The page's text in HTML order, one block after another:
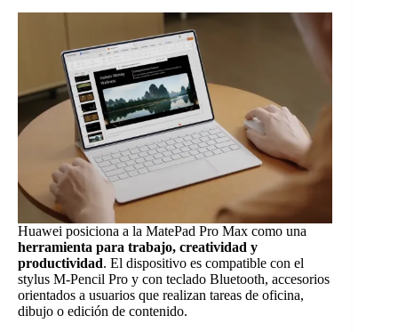
Huawei posiciona a la MatePad Pro Max como una
herramienta para trabajo, creatividad y
productividad. El dispositivo es compatible con el
stylus M-Pencil Pro y con teclado Bluetooth, accesorios
orientados a usuarios que realizan tareas de oficina,
dibujo o edición de contenido.